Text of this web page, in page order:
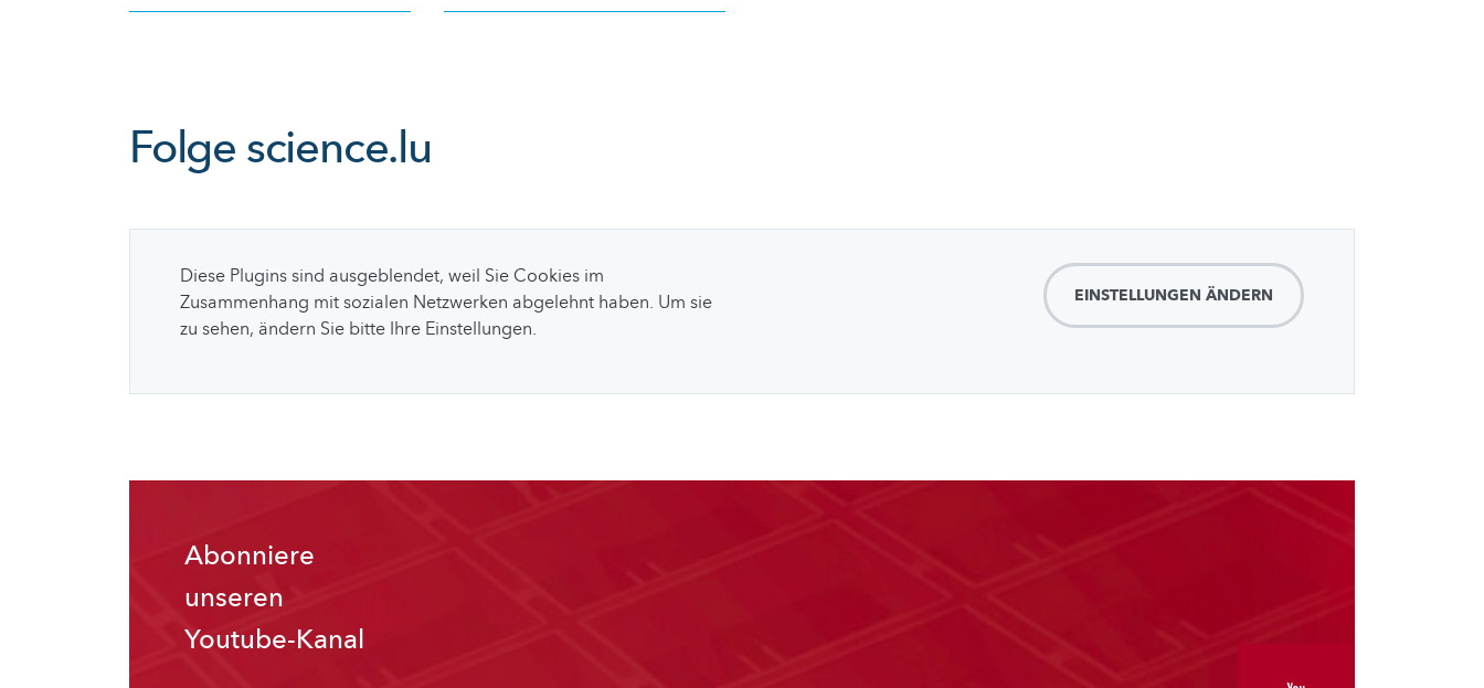
Folge science.lu
Diese Plugins sind ausgeblendet, weil Sie Cookies im
Zusammenhang mit sozialen Netzwerken abgelehnt haben. Um sie
zu sehen, ändern Sie bitte Ihre Einstellungen.
EINSTELLUNGEN ÄNDERN
Abonniere
unseren
Youtube-Kanal